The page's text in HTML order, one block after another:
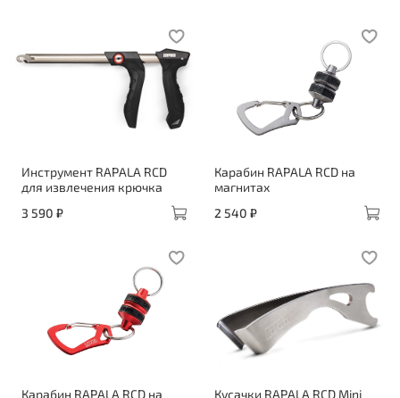
Инструмент RAPALA RCD
для извлечения крючка
3 590 ₽
Карабин RAPALA RCD на
магнитах
2 540 ₽
Карабин RAPALA RCD на Кусачки RAPALA RCD Mini